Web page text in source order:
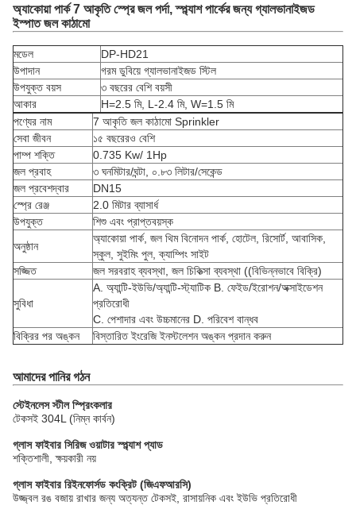
অ্যাকোয়া পার্ক 7 আকৃতি স্প্রে জল পর্দা, স্প্ল্যাশ পার্কের জন্য গ্যালভানাইজড
ইস্পাত জল কাঠামো
মডেল
DP-HD21
উপাদান
গরম ডুবিয়ে গ্যালভানাইজড স্টিল
উপযুক্ত বয়স
৩ বছরের বেশি বয়সী
আকার
H=2.5 মি, L-2.4 মি, W=1.5 মি
পণ্যের নাম
7 আকৃতি জল কাঠামো Sprinkler
সেবা জীবন
১৫ বছরেরও বেশি
পাম্প শক্তি
0.735 Kw/ 1Hp
জল প্রবাহ
৩ ঘনমিটার/ঘন্টা, ০.৮৩ লিটার/সেকেন্ড
জল প্রবেশদ্বার
DN15
স্প্রে রেঞ্জ
2.0 মিটার ব্যাসার্ধ
উপযুক্ত
শিশু এবং প্রাপ্তবয়স্ক
অনুষ্ঠান
অ্যাকোয়া পার্ক, জল থিম বিনোদন পার্ক, হোটেল, রিসোর্ট, আবাসিক,
স্কুল, সুইমিং পুল, ক্যাম্পিং সাইট
সজ্জিত
জল সরবরাহ ব্যবস্থা, জল চিকিত্সা ব্যবস্থা ((বিভিন্নভাবে বিক্রি)
সুবিধা
A. অ্যান্টি-ইউভি/অ্যান্টি-স্ট্যাটিক B. ফেইড/ইরোশন/অক্সাইডেশন
প্রতিরোধী
C. পেশাদার এবং উচ্চমানের D. পরিবেশ বান্ধব
বিক্রির পর অঙ্কন
বিস্তারিত ইংরেজি ইনস্টলেশন অঙ্কন প্রদান করুন
আমাদের পানির গঠন
স্টেইনলেস স্টীল স্প্রিংকলার
টেকসই 304L (নিম্ন কার্বন)
গ্লাস ফাইবার সিরিজ ওয়াটার স্প্ল্যাশ প্যাড
শক্তিশালী, ক্ষয়কারী নয়
গ্লাস ফাইবার রিইনফোর্সড কংক্রিট (জিএফআরসি)
উজ্জ্বল রঙ বজায় রাখার জন্য অত্যন্ত টেকসই, রাসায়নিক এবং ইউভি প্রতিরোধী